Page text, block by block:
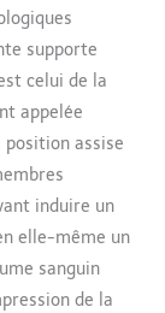
supporte
celui de la
appelée
position assise
induire un
elle-même un
sanguin
de la